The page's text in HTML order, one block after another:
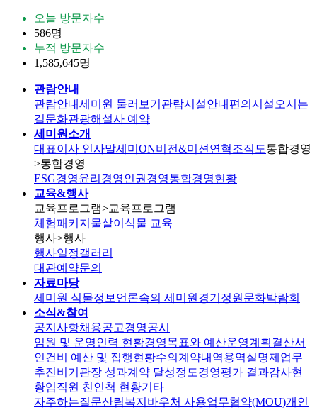
오늘 방문자수
586명
누적 방문자수
1,585,645명
관람안내
관람안내세미원 둘러보기 관람시설안내 편의시설 오시는
길문화관광해설사 예약
세미원소개
대표이사 인사말세미ON비전&미션 연혁조직도통합경영
>통합경영
ESG경영윤리경영인권경영통합경영현황
교육&행사
교육프로그램>교육프로그램
체험패키지 물살이식물 교육
행사>행사
행사일정갤러리
대관예약문의
자료마당
세미원 식물정보 언론속의 세미원 경기정원문화박람회
소식&참여
공지사항채용공고경영공시
임원 및 운영인력 현황경영목표와 예산운영계획결산서
인건비 예산 및 집행현황수의계약내역용역실명제 업무
추진비 기관장 성과계약 달성정도경영평가 결과감사현
황임직원 친인척 현황기타
자주하는질문산림복지바우처 사용업무협약(MOU)개인